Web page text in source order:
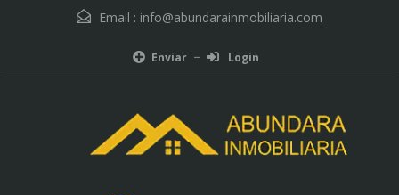
Email : info@abundarainmobiliaria.com
Enviar Login